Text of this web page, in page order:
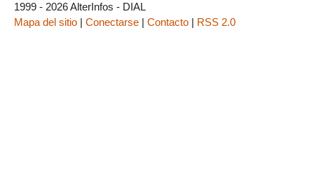
1999 - 2026 AlterInfos - DIAL
Mapa del sitio | Conectarse | Contacto | RSS 2.0